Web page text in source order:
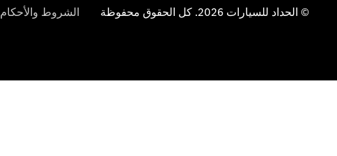
© الحداد للسيارات 2026. كل الحقوق محفوظة الشروط والأحكام